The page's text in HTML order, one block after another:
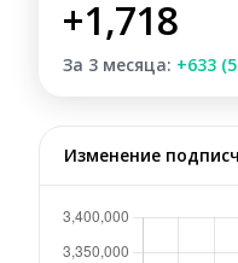
+1,718
За 3 месяца: +633
Изменение